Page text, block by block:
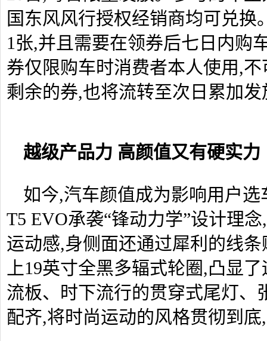
国东风风行授权经销商均可兑
1张,并且需要在领券后七日内购
券仅限购车时消费者本人使用,
剩余的券,也将流转至次日累加发
越级产品力 高颜值又有硬实力
如今,汽车颜值成为影响用户
T5 EVO承袭“锋动力学”设计理
运动感,身侧面还通过犀利的线
上19英寸全黑多辐式轮圈,凸显
流板、时下流行的贯穿式尾灯、
配齐,将时尚运动的风格贯彻到